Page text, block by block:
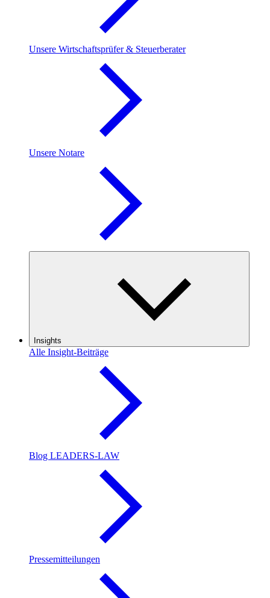
Unsere Wirtschaftsprüfer & Steuerberater
Unsere Notare
Insights
Alle Insight-Beiträge
Blog LEADERS-LAW
Pressemitteilungen